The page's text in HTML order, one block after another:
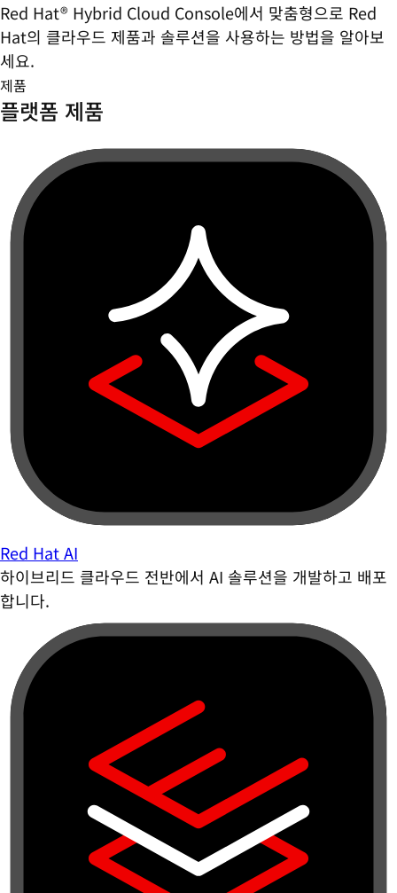
Red Hat® Hybrid Cloud Console에서 맞춤형으로 Red
Hat의 클라우드 제품과 솔루션을 사용하는 방법을 알아보
세요.
제품
플랫폼 제품
Red Hat AI
하이브리드 클라우드 전반에서 AI 솔루션을 개발하고 배포
합니다.